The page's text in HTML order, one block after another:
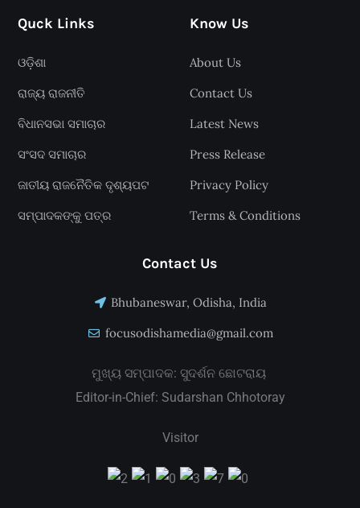
Quck Links
ଓଡ଼ିଶା
ରାଜ୍ୟ ରାଜନୀତି
ବିଧାନସଭା ସମାଚାର
ସଂସଦ ସମାଚାର
ଜାତୀୟ ରାଜନୈତିକ ଦୃଶ୍ୟପଟ
ସମ୍ପାଦକଙ୍କୁ ପତ୍ର
Know Us
About Us
Contact Us
Latest News
Press Release
Privacy Policy
Terms & Conditions
Contact Us
Bhubaneswar, Odisha, India
focusodishamedia@gmail.com
ମୁଖ୍ୟ ସମ୍ପାଦକ: ସୁଦର୍ଶନ ଛୋଟରାୟ
Editor-in-Chief: Sudarshan Chhotoray
Visitor